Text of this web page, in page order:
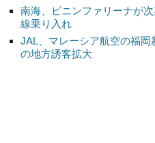
南海、ピニンファリーナが
線乗り入れ
JAL、マレーシア航空の福
の地方誘客拡大